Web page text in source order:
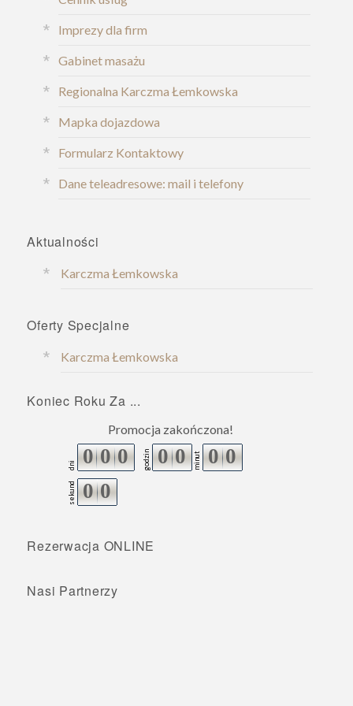
Imprezy dla firm
Gabinet masażu
Regionalna Karczma Łemkowska
Mapka dojazdowa
Formularz Kontaktowy
Dane teleadresowe: mail i telefony
Aktualności
Karczma Łemkowska
Oferty Specjalne
Karczma Łemkowska
Koniec Roku Za ...
Promocja zakończona!
dni 0 0 0 godzin 0 0 minut 0 0
sekund 0 0
Rezerwacja ONLINE
Nasi Partnerzy